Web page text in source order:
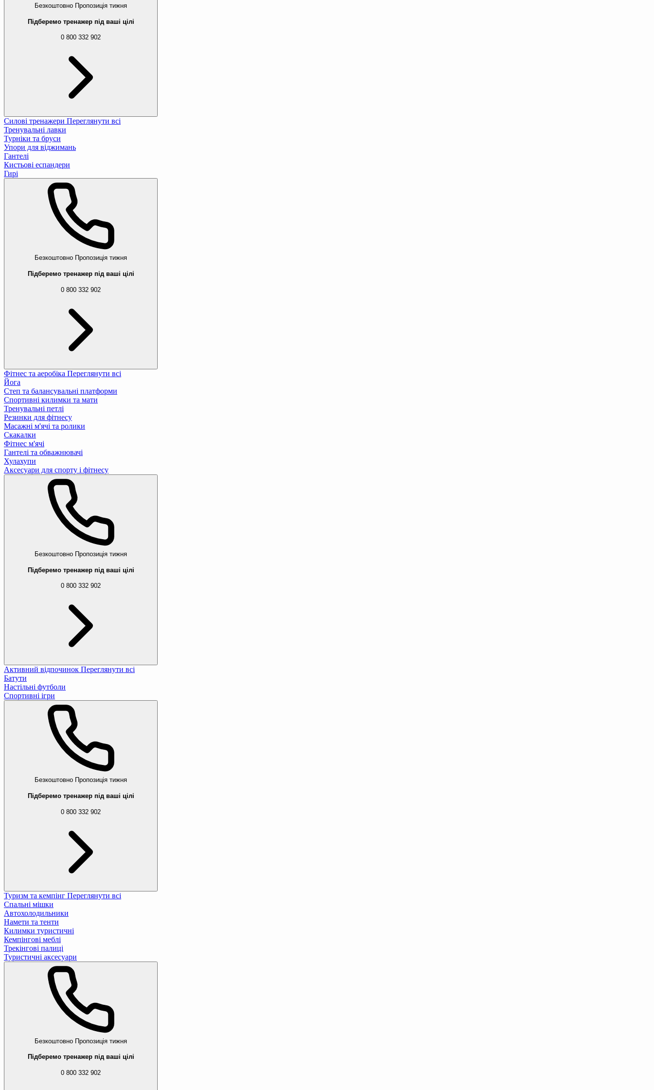
Безкоштовно Пропозиція тижня
Підберемо тренажер під ваші цілі
0 800 332 902
Силові тренажери Переглянути всі
Тренувальні лавки
Турніки та бруси
Упори для віджимань
Гантелі
Кистьові еспандери
Гирі
Безкоштовно Пропозиція тижня
Підберемо тренажер під ваші цілі
0 800 332 902
Фітнес та аеробіка Переглянути всі
Йога
Степ та балансувальні платформи
Спортивні килимки та мати
Тренувальні петлі
Резинки для фітнесу
Масажні м'ячі та ролики
Скакалки
Фітнес м'ячі
Гантелі та обважнювачі
Хулахупи
Аксесуари для спорту і фітнесу
Безкоштовно Пропозиція тижня
Підберемо тренажер під ваші цілі
0 800 332 902
Активний відпочинок Переглянути всі
Батути
Настільні футболи
Спортивні ігри
Безкоштовно Пропозиція тижня
Підберемо тренажер під ваші цілі
0 800 332 902
Туризм та кемпінг Переглянути всі
Спальні мішки
Автохолодильники
Намети та тенти
Килимки туристичні
Кемпінгові меблі
Трекінгові палиці
Туристичні аксесуари
Безкоштовно Пропозиція тижня
Підберемо тренажер під ваші цілі
0 800 332 902